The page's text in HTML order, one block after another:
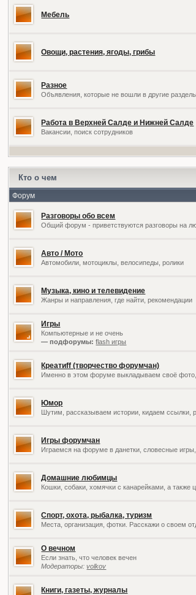
Мебель
Овощи, растения, ягоды, грибы
Разное
Объявления, которые не вошли в другие разделы
Работа в Верхней Салде и Нижней Салде
Вакансии, поиск сотрудников
Кто о чем
Форум
Разговоры обо всем
Общий форум - приветствуются разговоры на
Авто / Мото
Автомобили, мотоциклы, велосипеды, ролики
Музыка, кино и телевидение
Жанры и направления, где найти, рекомендации
Игры
Компьютерные и не очень
— подфорумы: flash игры
Креатиff (творчество форумчан)
Именно в этом форуме выкладываем своё фото,
Юмор
Шутим, рассказываем истории, кидаем
Игры форумчан
Играемся на форуме в данетки, словесные
Домашние любимцы
Кошки, собаки, хомячки с канарейками, а также
Спорт, охота, рыбалка, туризм
Места, организация, фотки. Расскажи о своем
О вечном
Если знать, что человек вечен
Модераторы:volkov
Книги, газеты, журналы